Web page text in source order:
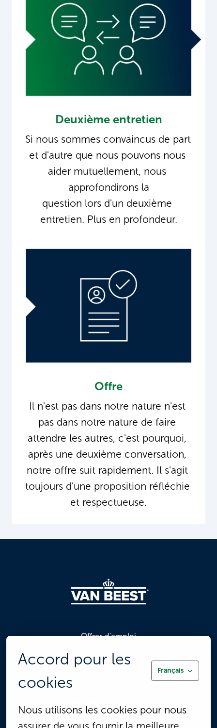
Accord pour les
cookies
Français
Nous utilisons les cookies pour nous
Deuxième entretien
Si nous sommes convaincus de part
et d'autre que nous pouvons nous
aider mutuellement, nous
approfondirons la
question lors d'un deuxième
entretien. Plus en profondeur.
Offre
Il n'est pas dans notre nature n'est
pas dans notre nature de faire
attendre les autres, c'est pourquoi,
après une deuxième conversation,
notre offre suit rapidement. Il s'agit
toujours d'une proposition réfléchie
et respectueuse.
Page d'accueil
Offres d'emploi
Qui sommes-nous